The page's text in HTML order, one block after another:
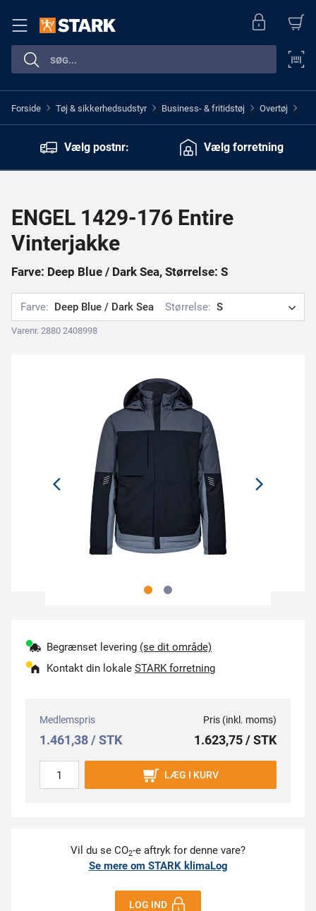
Forside > Tøj & sikkerhedsudstyr > Business- & fritidstøj > Overtøj >
Vælg postnr: Vælg forretning
ENGEL 1429-176 Entire
Vinterjakke
Farve: Deep Blue / Dark Sea, Størrelse: S
Farve: Deep Blue / Dark Sea Størrelse: S
Varenr. 2880 2408998
Begrænset levering (se dit område)
Kontakt din lokale STARK forretning
Medlemspris
1.461,38 / STK
Pris (inkl. moms)
1.623,75 / STK
LÆG I KURV
Vil du se CO2-e aftryk for denne vare?
Se mere om STARK klimaLog
LOG IND